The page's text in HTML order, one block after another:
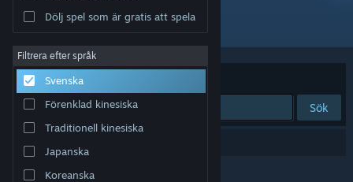
Om
Support
Byt språk
Skaffa Steams mobilapp
Dölj spel som är gratis att spela
Filtrera efter språk
Svenska
Förenklad kinesiska
Traditionell kinesiska
Japanska
Koreanska
Utgivare: VOYVOD ARTS
Sortera efter Relevans
Sök